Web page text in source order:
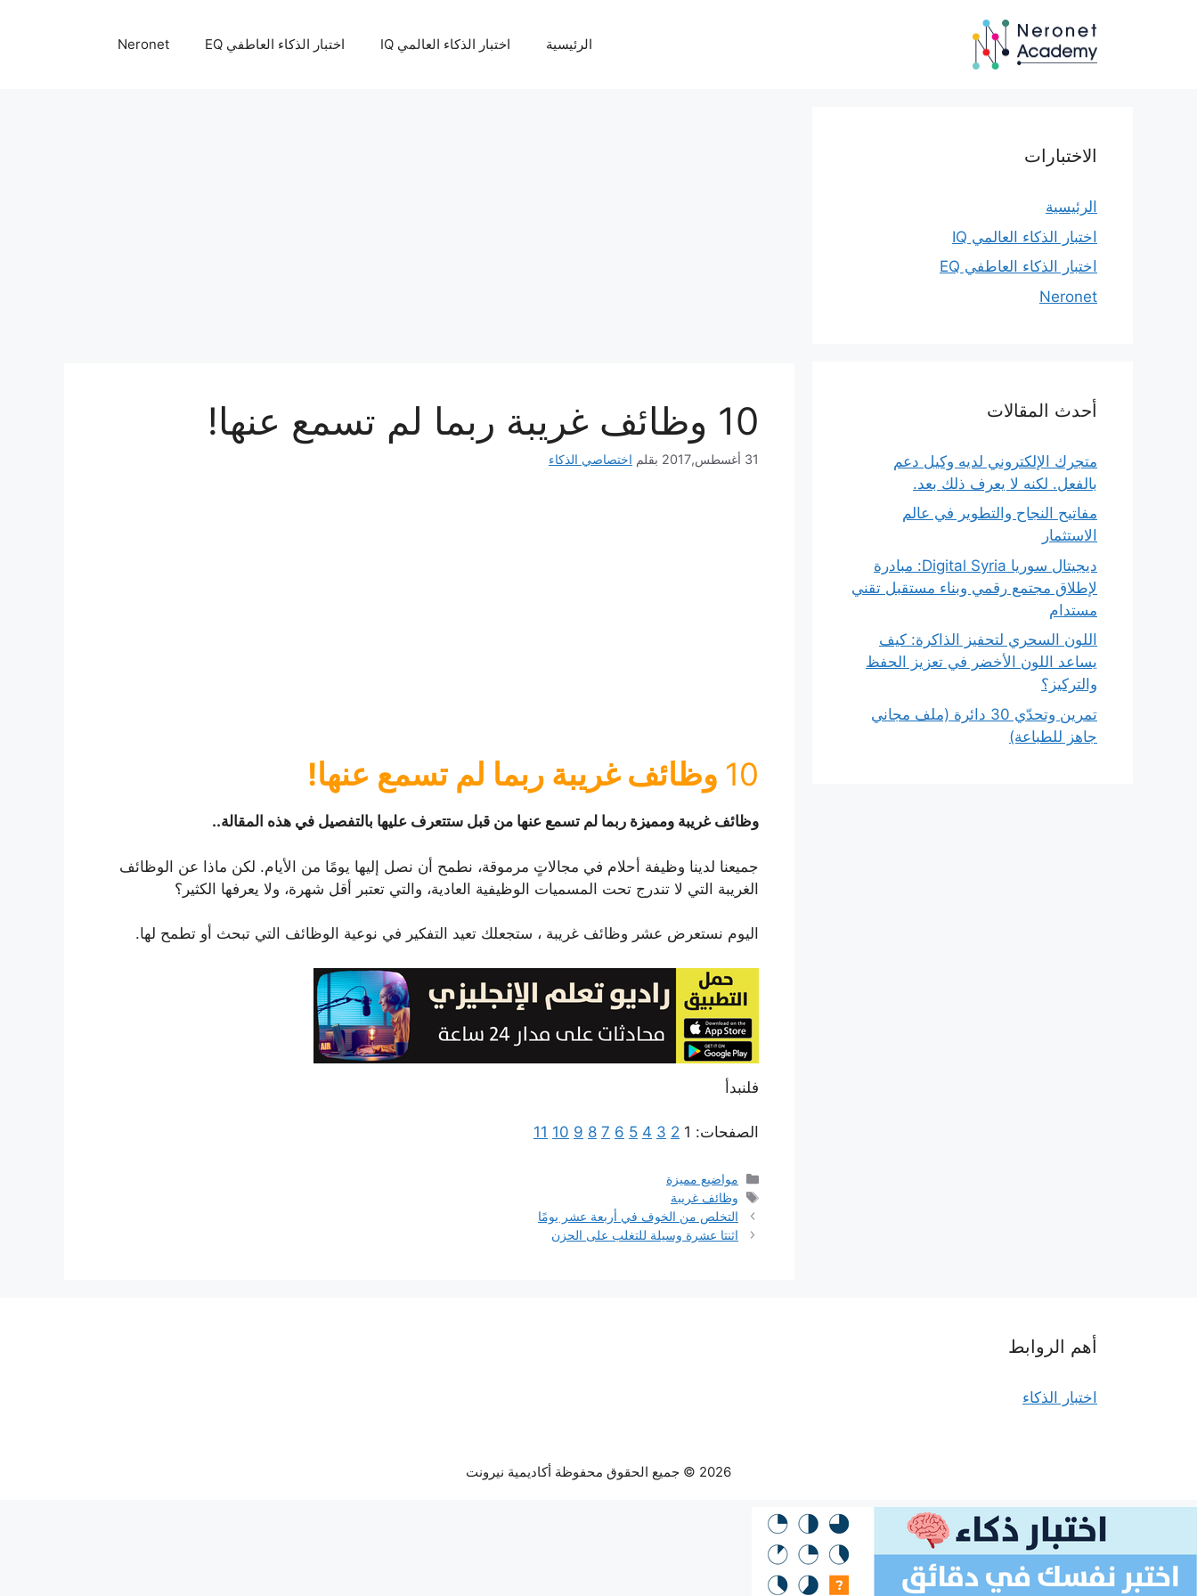
الرئيسية اختبار الذكاء العالمي IQ اختبار الذكاء العاطفي EQ Neronet
10 وظائف غريبة ربما لم تسمع عنها!
31 أغسطس,2017 بقلم اختصاصي الذكاء
10 وظائف غريبة ربما لم تسمع عنها!
وظائف غريبة ومميزة ربما لم تسمع عنها من قبل ستتعرف عليها بالتفصيل في هذه المقالة..
جميعنا لدينا وظيفة أحلام في مجالاتٍ مرموقة، نطمح أن نصل إليها يومًا من الأيام. لكن ماذا عن الوظائف
الغريبة التي لا تندرج تحت المسميات الوظيفية العادية، والتي تعتبر أقل شهرة، ولا يعرفها الكثير؟
اليوم نستعرض عشر وظائف غريبة ، ستجعلك تعيد التفكير في نوعية الوظائف التي تبحث أو تطمح لها.
فلنبدأ
الصفحات: 1
2
3
4
5
6
7
8
9
10
11
التصنيفات
مواضيع مميزة
الوسوم
وظائف غريبة
التخلص من الخوف في أربعة عشر يومًا
اثنتا عشرة وسيلة للتغلب على الحزن
الاختبارات
الرئيسية
اختبار الذكاء العالمي IQ
اختبار الذكاء العاطفي EQ
Neronet
أحدث المقالات
متجرك الإلكتروني لديه وكيل دعم
بالفعل. لكنه لا يعرف ذلك بعد.
مفاتيح النجاح والتطوير في عالم
الاستثمار
ديجيتال سوريا Digital Syria: مبادرة
لإطلاق مجتمع رقمي وبناء مستقبل تقني
مستدام
اللون السحري لتحفيز الذاكرة: كيف
يساعد اللون الأخضر في تعزيز الحفظ
والتركيز؟
تمرين وتحدّي 30 دائرة (ملف مجاني
جاهز للطباعة)
أهم الروابط
اختبار الذكاء
2026 © جميع الحقوق محفوظة أكاديمية نيرونت